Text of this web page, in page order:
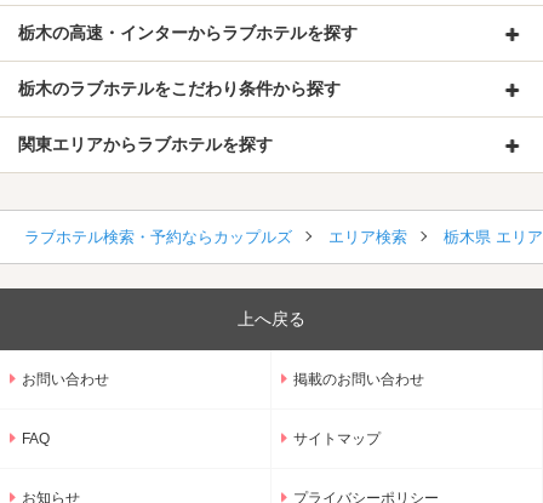
栃木の高速・インターからラブホテルを探す
栃木のラブホテルをこだわり条件から探す
関東エリアからラブホテルを探す
ラブホテル検索・予約ならカップルズ エリア検索 栃木県 エリ
上へ戻る
お問い合わせ 掲載のお問い合わせ
FAQ サイトマップ
お知らせ プライバシーポリシー